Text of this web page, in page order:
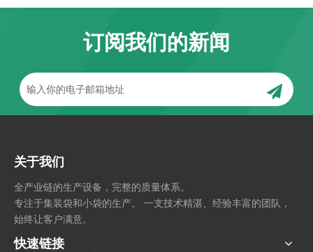
订阅我们的新闻
关于我们
全产业链的生产设备，完整的质量体系。
专注于集装袋和小袋的生产。 一支技术精湛、经验丰富的团队，
始终让客户满意。
快速链接